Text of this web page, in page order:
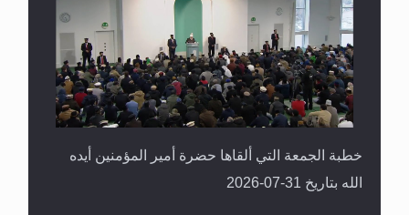
العكس
خطبة الجمعة التي ألقاها حضرة أمير المؤمنين أيده
الله بتاريخ 31-07-2026